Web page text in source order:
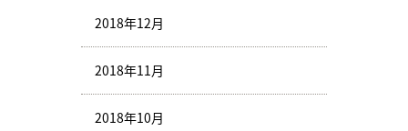
2018年12月
2018年11月
2018年10月